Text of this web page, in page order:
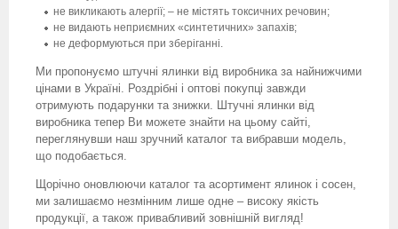
не викликають алергії; – не містять токсичних речовин;
не видають неприємних «синтетичних» запахів;
не деформуються при зберіганні.
Ми пропонуємо штучні ялинки від виробника за найнижчими
цінами в Україні. Роздрібні і оптові покупці завжди
отримують подарунки та знижки. Штучні ялинки від
виробника тепер Ви можете знайти на цьому сайті,
переглянувши наш зручний каталог та вибравши модель,
що подобається.
Щорічно оновлюючи каталог та асортимент ялинок і сосен,
ми залишаємо незмінним лише одне – високу якість
продукції, а також привабливий зовнішній вигляд!